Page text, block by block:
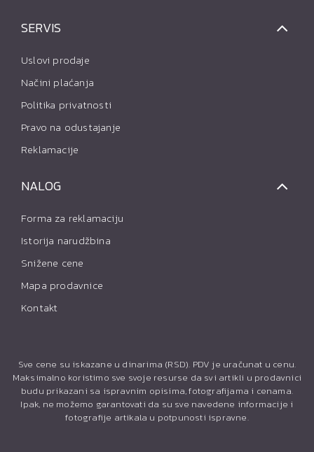
SERVIS
Uslovi prodaje
Načini plaćanja
Politika privatnosti
Pravo na odustajanje
Reklamacije
NALOG
Forma za reklamaciju
Istorija narudžbina
Snižene cene
Mapa prodavnice
Kontakt
Sve cene su iskazane u dinarima (RSD). PDV je uračunat u cenu.
Maksimalno koristimo sve svoje resurse da svi artikli u prodavnici
budu prikazani sa ispravnim opisima, fotografijama i cenama.
Ipak, ne možemo garantovati da su sve navedene informacije i
fotografije artikala u potpunosti ispravne.